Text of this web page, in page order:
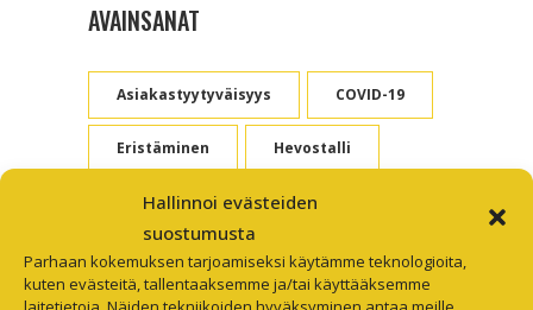
Hallinnoi evästeiden
suostumusta
Parhaan kokemuksen tarjoamiseksi käytämme teknologioita,
kuten evästeitä, tallentaaksemme ja/tai käyttääksemme
AVAINSANAT
Asiakastyytyväisyys COVID-19
Eristäminen Hevostalli
Hirsimökki
Hyvän Mielen Lätkäturnaus